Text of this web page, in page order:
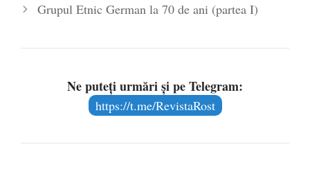
Grupul Etnic German la 70 de ani (partea I)
Ne puteți urmări și pe Telegram:
https://t.me/RevistaRost